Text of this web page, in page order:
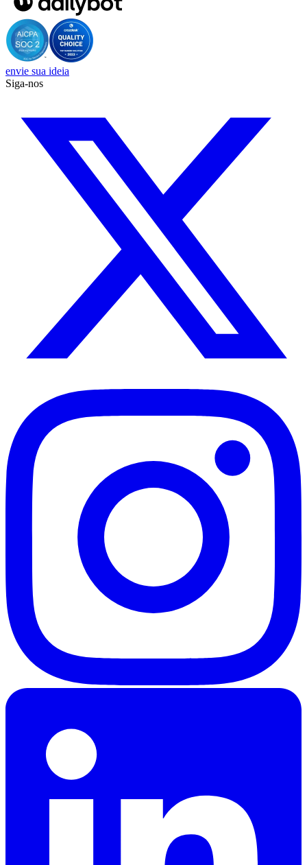
envie sua ideia
Siga-nos